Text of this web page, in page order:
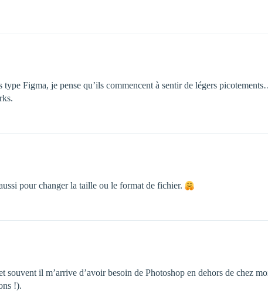
Figma, je pense qu’ils commencent à sentir de légers
pour changer la taille ou le format de fichier.
il m’arrive d’avoir besoin de Photoshop en dehors de chez
!).